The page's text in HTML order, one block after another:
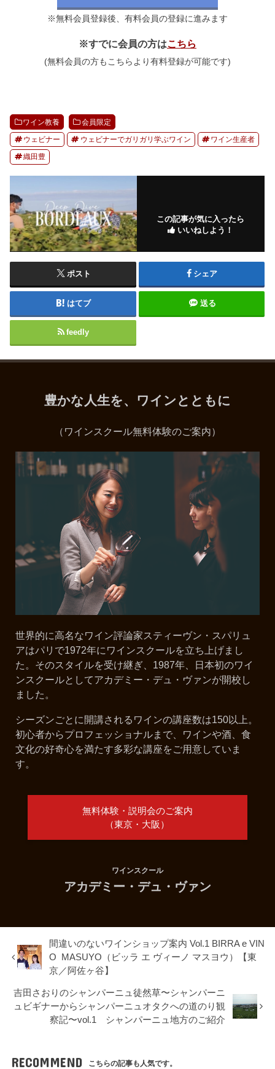
※無料会員登録後、有料会員の登録に進みます
※すでに会員の方はこちら
(無料会員の方もこちらより有料登録が可能です)
ワイン教養 会員限定
ウェビナー ウェビナーでガリガリ学ぶワイン ワイン生産者
織田豊
この記事が気に入ったら
いいねしよう！
ポスト シェア
はてブ 送る
feedly
豊かな人生を、ワインとともに
（ワインスクール無料体験のご案内）
世界的に高名なワイン評論家スティーヴン・スパリュ
アはパリで1972年にワインスクールを立ち上げまし
た。そのスタイルを受け継ぎ、1987年、日本初のワイ
ンスクールとしてアカデミー・デュ・ヴァンが開校し
ました。
シーズンごとに開講されるワインの講座数は150以上。
初心者からプロフェッショナルまで、ワインや酒、食
文化の好奇心を満たす多彩な講座をご用意していま
す。
無料体験・説明会のご案内
（東京・大阪）
ワインスクール
アカデミー・デュ・ヴァン
間違いのないワインショップ案内 Vol.1 BIRRA e VIN
O MASUYO（ビッラ エ ヴィーノ マスヨウ）【東
京／阿佐ヶ谷】
吉田さおりのシャンパーニュ徒然草〜シャンパーニ
ュビギナーからシャンパーニュオタクへの道のり観
察記〜vol.1 シャンパーニュ地方のご紹介
RECOMMEND こちらの記事も人気です。